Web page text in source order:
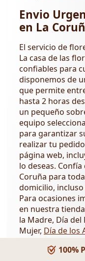
Envio
en La
El servicio de
La casa de las
confiables para
disponemos de
que permite
hasta 2 horas
un pequeño
equipo
para garantizar
realizar tu
página web,
lo deseas. Confía
Coruña para
domicilio,
Para ocasiones
en nuestra
la Madre, Día
Mujer, Día de los
Servicio a
100%